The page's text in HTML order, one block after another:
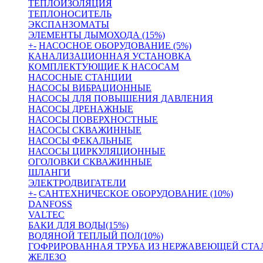
ТЕПЛОИЗОЛЯЦИЯ
ТЕПЛОНОСИТЕЛЬ
ЭКСПАНЗОМАТЫ
ЭЛЕМЕНТЫ ДЫМОХОДА (15%)
+- НАСОСНОЕ ОБОРУДОВАНИЕ (5%)
КАНАЛИЗАЦИОННАЯ УСТАНОВКА
КОМПЛЕКТУЮЩИЕ К НАСОСАМ
НАСОСНЫЕ СТАНЦИИ
НАСОСЫ ВИБРАЦИОННЫЕ
НАСОСЫ ДЛЯ ПОВЫШЕНИЯ ДАВЛЕНИЯ
НАСОСЫ ДРЕНАЖНЫЕ
НАСОСЫ ПОВЕРХНОСТНЫЕ
НАСОСЫ СКВАЖИННЫЕ
НАСОСЫ ФЕКАЛЬНЫЕ
НАСОСЫ ЦИРКУЛЯЦИОННЫЕ
ОГОЛОВКИ СКВАЖИННЫЕ
ШЛАНГИ
ЭЛЕКТРОДВИГАТЕЛИ
+- САНТЕХНИЧЕСКОЕ ОБОРУДОВАНИЕ (10%)
DANFOSS
VALTEC
БАКИ ДЛЯ ВОДЫ(15%)
ВОДЯНОЙ ТЕПЛЫЙ ПОЛ(10%)
ГОФРИРОВАННАЯ ТРУБА ИЗ НЕРЖАВЕЮЩЕЙ
ЖЕЛЕЗО